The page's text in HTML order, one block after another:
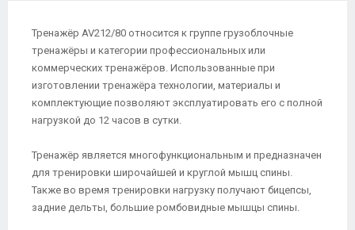
Тренажёр AV212/80 относится к группе грузоблочные
тренажёры и категории профессиональных или
коммерческих тренажёров. Использованные при
изготовлении тренажёра технологии, материалы и
комплектующие позволяют эксплуатировать его с полной
нагрузкой до 12 часов в сутки.
Тренажёр является многофункциональным и предназначен
для тренировки широчайшей и круглой мышц спины.
Также во время тренировки нагрузку получают бицепсы,
задние дельты, большие ромбовидные мышцы спины.